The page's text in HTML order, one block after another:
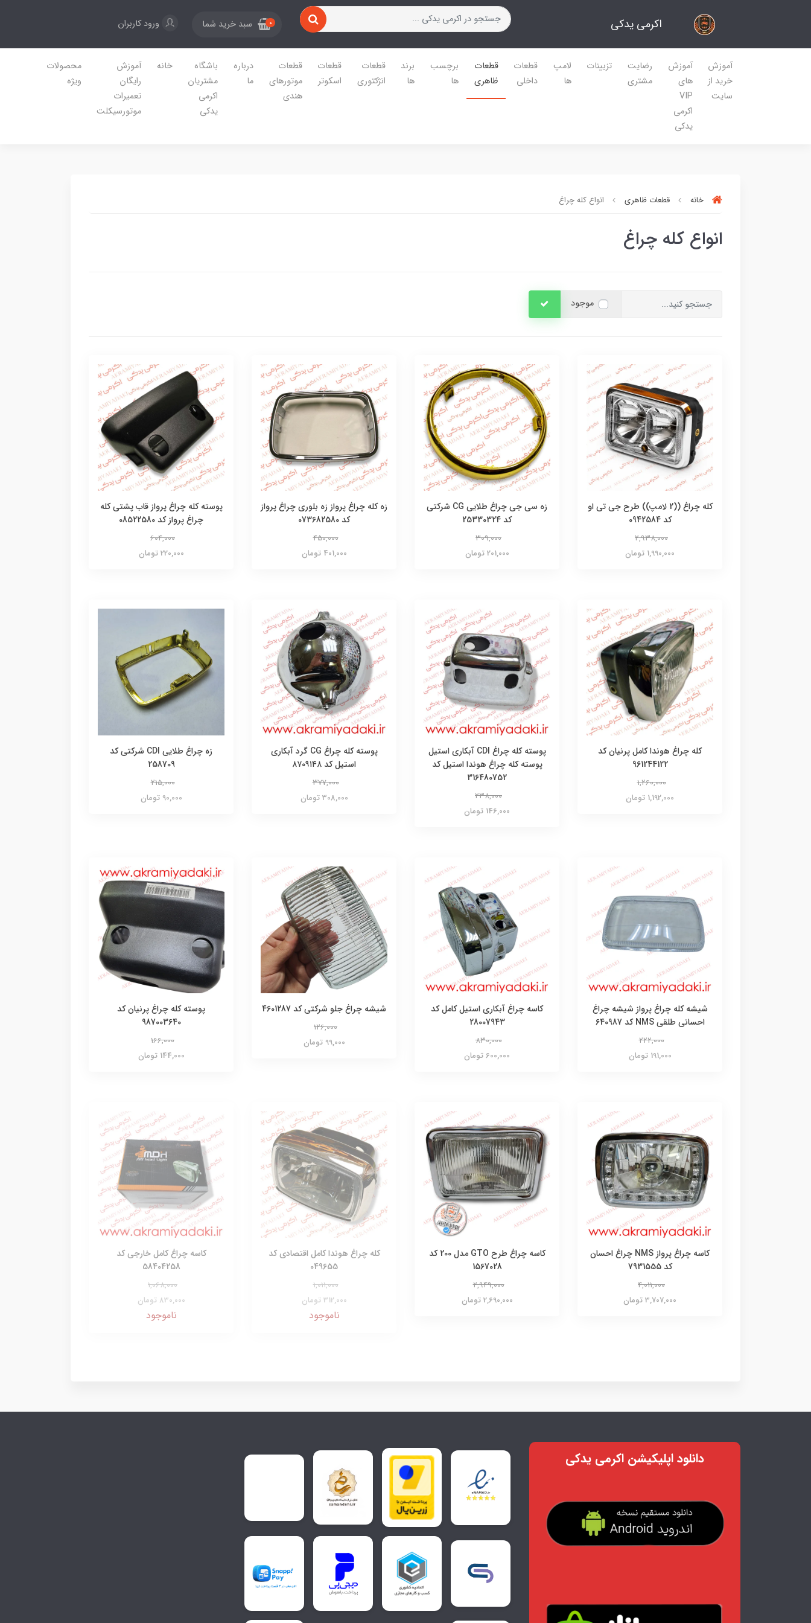
اکرمی یدکی 0 سبد خرید شما ورود کاربران
آموزش
خرید از
سایت
آموزش
های
VIP
اکرمی
یدکی
رضایت
مشتری
تزیینات
لامپ
ها
قطعات
داخلی
قطعات
ظاهری
برچسب
ها
برند
ها
قطعات
انژکتوری
قطعات
اسکوتر
قطعات
موتورهای
هندی
درباره
ما
باشگاه
مشتریان
اکرمی
یدکی
خانه
آموزش
رایگان
تعمیرات
موتورسیکلت
محصولات
ویژه
خانه قطعات ظاهری انواع کله چراغ
انواع کله چراغ
موجود
کله چراغ ((2 لامپ)) طرح جی تی او
کد 0942584
2,938,000
1,990,000 تومان
زه سی جی چراغ طلایی CG شرکتی
کد 25330324
309,000
201,000 تومان
زه کله چراغ پرواز زه بلوری چراغ پرواز
کد 073682580
450,000
401,000 تومان
پوسته کله چراغ پرواز قاب پشتی کله
چراغ پرواز کد 08522580
604,000
220,000 تومان
کله چراغ هوندا کامل پرنیان کد
961244122
1,260,000
1,192,000 تومان
پوسته کله چراغ CDI آبکاری استیل
پوسته کله چراغ هوندا استیل کد
316480752
238,000
146,000 تومان
پوسته کله چراغ CG گرد آبکاری
استیل کد ۸۷۰۹۱۴۸
377,000
308,000 تومان
زه چراغ طلایی CDI شرکتی کد
258709
215,000
90,000 تومان
شیشه کله چراغ پرواز شیشه چراغ
احسانی طلقی NMS کد 640987
222,000
191,000 تومان
کاسه چراغ آبکاری استیل کامل کد
28007943
830,000
600,000 تومان
شیشه چراغ جلو شرکتی کد 4601287
126,000
99,000 تومان
پوسته کله چراغ پرنیان کد
987003640
166,000
144,000 تومان
کاسه چراغ پرواز NMS چراغ احسان
کد 7931555
4,011,000
3,707,000 تومان
کاسه چراغ طرح GTO مدل 200 کد
1567028
2,949,000
2,690,000 تومان
کله چراغ هوندا کامل اقتصادی کد
049655
1,011,000
312,000 تومان
ناموجود
کاسه چراغ کامل خارجی کد
58404258
1,068,000
830,000 تومان
ناموجود
دانلود اپلیکیشن اکرمی یدکی